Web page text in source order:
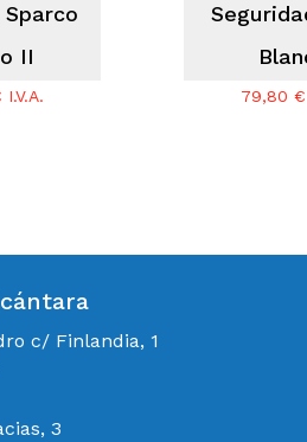
Sparco
II
I.V.A. 79,80 €
c/ Finlandia, 1
3